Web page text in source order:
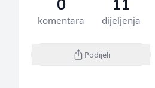
0
komentara
11
dijeljenja
Podijeli